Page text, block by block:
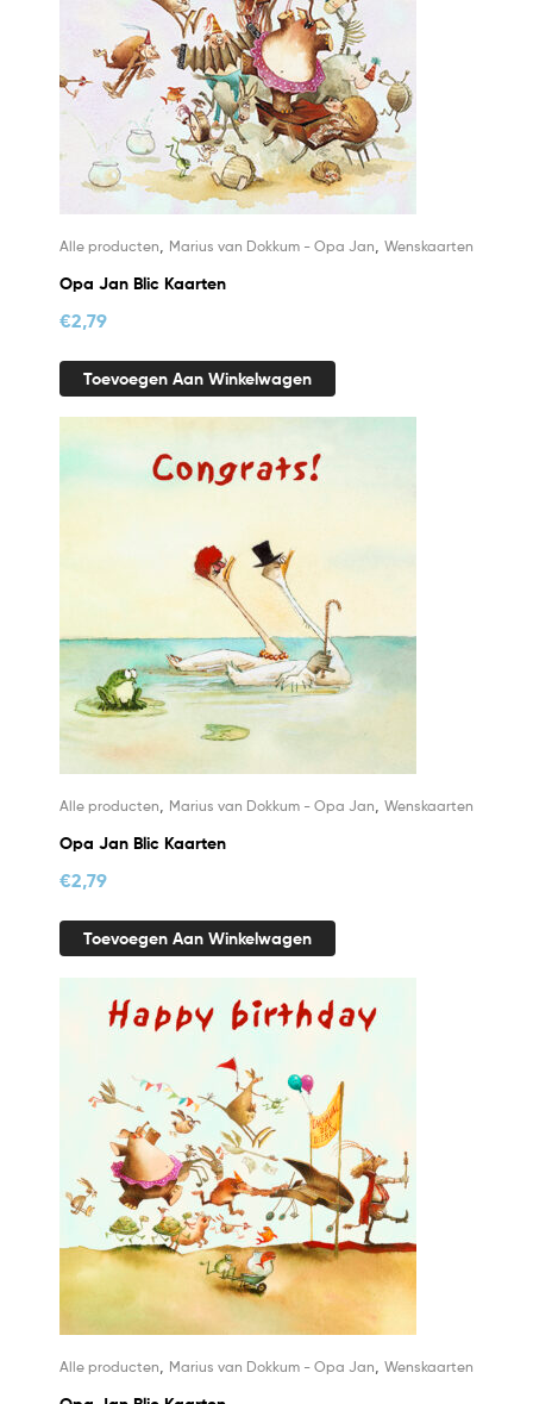
Alle producten Marius van Dokkum - Opa Jan Wenskaarten
Opa Jan Blic Kaarten
€2,79
Toevoegen Aan Winkelwagen
Alle producten, Marius van Dokkum - Opa Jan, Wenskaarten
Opa Jan Blic Kaarten
€2,79
Toevoegen Aan Winkelwagen
Alle producten Marius van Dokkum - Opa Jan Wenskaarten